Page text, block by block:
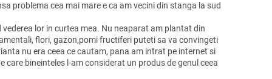
problema cea mai mare e ca am vecini din stanga la sud
lor in curtea mea. Nu neaparat am plantat din
flori, gazon,pomi fructiferi puteti sa va convingeti
nu era ceea ce cautam, pana am intrat pe internet si
bineinteles l-am considerat un produs de genul ceea